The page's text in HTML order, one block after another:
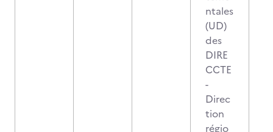
ntales
(UD)
des
DIRE
CCTE
-
Direc
tion
régio